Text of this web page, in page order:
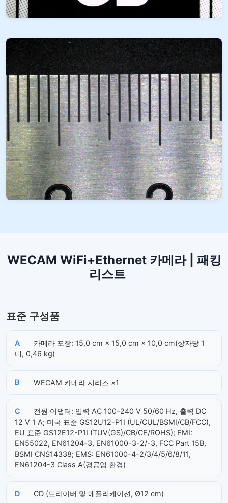
WECAM WiFi+Ethernet 카메라 | 패킹
리스트
표준 구성품
A
카메라 포장: 15,0 cm × 15,0 cm × 10,0 cm(상자당 1
대, 0,46 kg)
B WECAM 카메라 시리즈 ×1
C
전원 어댑터: 입력 AC 100–240 V 50/60 Hz, 출력 DC
12 V 1 A; 미국 표준 GS12U12-P1I (UL/CUL/BSMI/CB/FCC),
EU 표준 GS12E12-P1I (TUV(GS)/CB/CE/ROHS); EMI:
EN55022, EN61204-3, EN61000-3-2/-3, FCC Part 15B,
BSMI CNS14338; EMS: EN61000-4-2/3/4/5/6/8/11,
EN61204-3 Class A(경공업 환경)
D CD (드라이버 및 애플리케이션, Ø12 cm)